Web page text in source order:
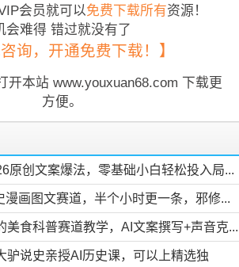
会员就可以免费下载所有资源！
会难得 错过就没有了
咨询，开通免费下载！】
开本站 www.youxuan68.com 下载更
方便。
原创文案爆法，零基础小白轻松投入局...
漫画图文赛道，半个小时更一条，邪修...
美食科普赛道教学，AI文案撰写+声音克...
驴说史亲授AI历史课，可以上精选独